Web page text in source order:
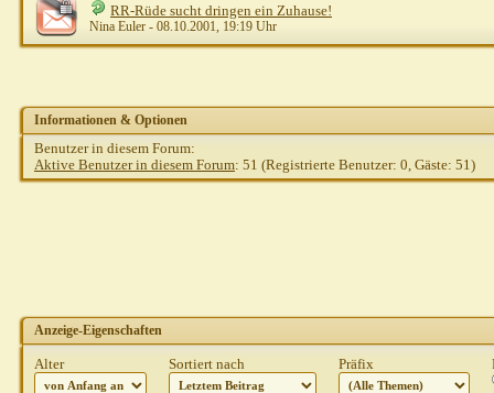
RR-Rüde sucht dringen ein Zuhause!
Nina Euler - 08.10.2001, 19:19 Uhr
Informationen & Optionen
Benutzer in diesem Forum:
Aktive Benutzer in diesem Forum: 51 (Registrierte Benutzer: 0, Gäste: 51)
Anzeige-Eigenschaften
Alter Sortiert nach Präfix